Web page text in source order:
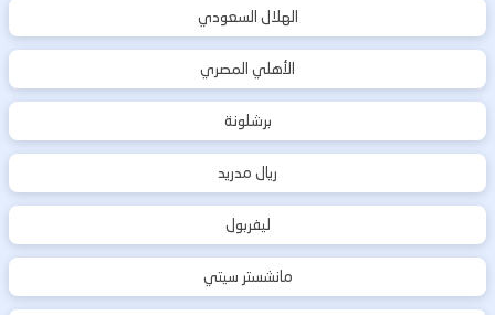
الهلال السعودي
الأهلي المصري
برشلونة
ريال مدريد
ليفربول
مانشستر سيتي